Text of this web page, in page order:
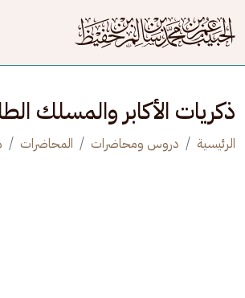
ذكريات الأكابر والمسلك
الرئيسية دروس ومحاضرات المحاضرات